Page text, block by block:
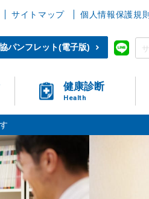
サイトマップ 個人情報保護規則
パンフレット(電子版)
健康診断
Health